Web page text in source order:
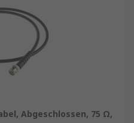
Abgeschlossen, 75 Ω,